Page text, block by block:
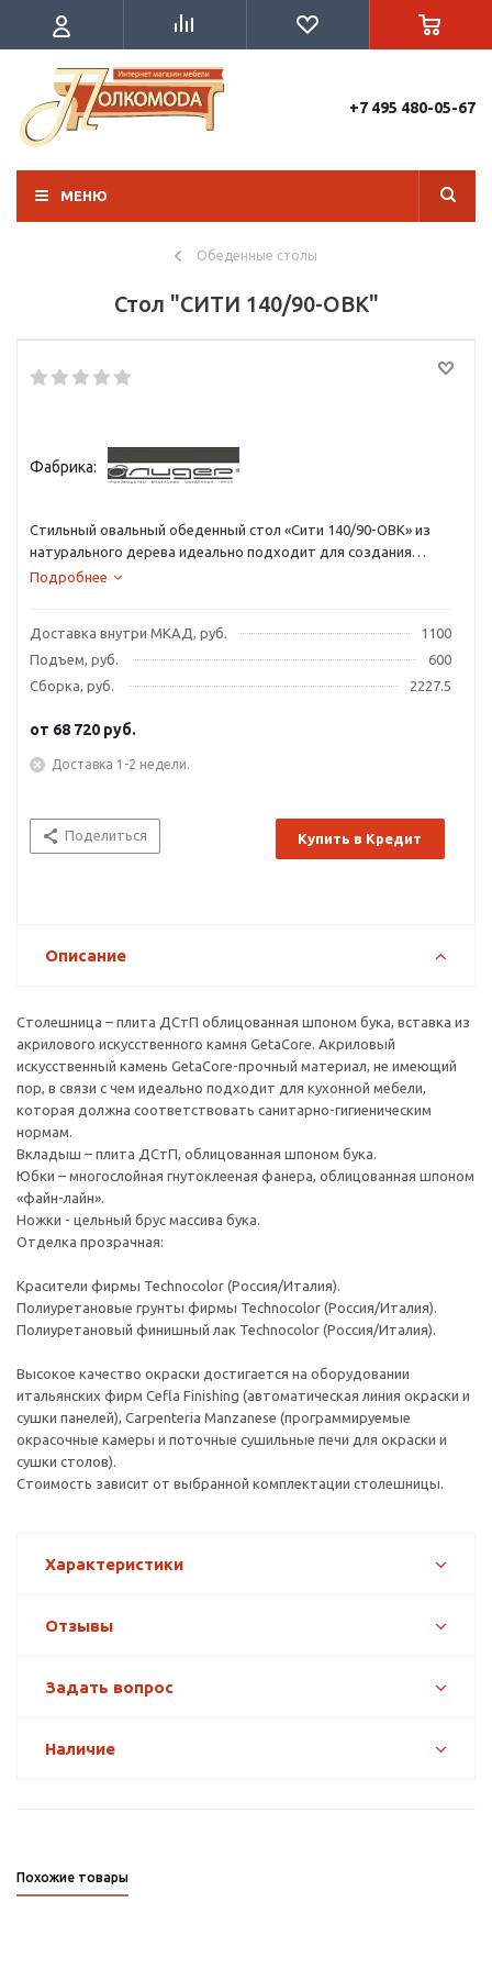
+7 495 480-05-67
МЕНЮ
Обеденные столы
Стол "СИТИ 140/90-ОВК"
Фабрика:
Стильный овальный обеденный стол «Сити 140/90-ОВК» из
натурального дерева идеально подходит для создания
неповторимого уюта на кухне.
Подробнее
Доставка внутри МКАД, руб.
1100
Подъем, руб.
600
Сборка, руб.
2227.5
от 68 720 руб.
Доставка 1-2 недели.
Поделиться Купить в Кредит
Описание
Столешница – плита ДСтП облицованная шпоном бука, вставка из
акрилового искусственного камня GetaCore. Акриловый
искусственный камень GetaCore-прочный материал, не имеющий
пор, в связи с чем идеально подходит для кухонной мебели,
которая должна соответствовать санитарно-гигиеническим
нормам.
Вкладыш – плита ДСтП, облицованная шпоном бука.
Юбки – многослойная гнутоклееная фанера, облицованная шпоном
«файн-лайн».
Ножки - цельный брус массива бука.
Отделка прозрачная:
Красители фирмы Technocolor (Россия/Италия).
Полиуретановые грунты фирмы Technocolor (Россия/Италия).
Полиуретановый финишный лак Technocolor (Россия/Италия).
Высокое качество окраски достигается на оборудовании
итальянских фирм Cefla Finishing (автоматическая линия окраски и
сушки панелей), Carpenteria Manzanese (программируемые
окрасочные камеры и поточные сушильные печи для окраски и
сушки столов).
Стоимость зависит от выбранной комплектации столешницы.
Характеристики
Отзывы
Задать вопрос
Наличие
Похожие товары